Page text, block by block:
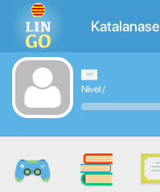
Katalanase
Nivel/